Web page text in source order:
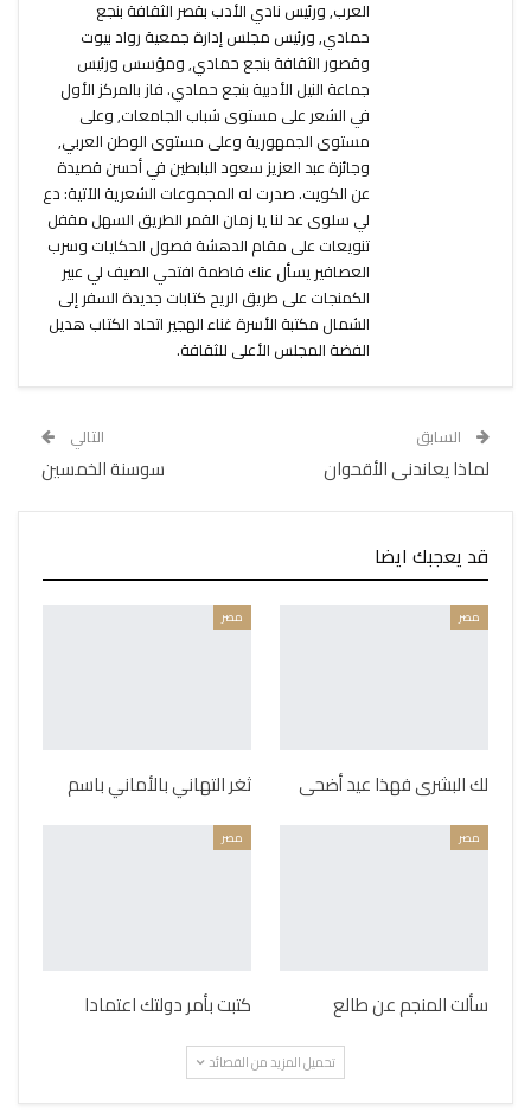
العرب, ورئيس نادي الأدب بقصر الثقافة بنجع
حمادي, ورئيس مجلس إدارة جمعية رواد بيوت
وقصور الثقافة بنجع حمادي, ومؤسس ورئيس
جماعة النيل الأدبية بنجع حمادي. فاز بالمركز الأول
في الشعر على مستوى شباب الجامعات, وعلى
مستوى الجمهورية وعلى مستوى الوطن العربي,
وجائزة عبد العزيز سعود البابطين في أحسن قصيدة
عن الكويت. صدرت له المجموعات الشعرية الآتية: دع
لي سلوى عد لنا يا زمان القمر الطريق السهل مقفل
تنويعات على مقام الدهشة فصول الحكايات وسرب
العصافير يسأل عنك فاطمة افتحي الصيف لي عبير
الكمنجات على طريق الريح كتابات جديدة السفر إلى
الشمال مكتبة الأسرة غناء الهجير اتحاد الكتاب هديل
الفضة المجلس الأعلى للثقافة.
السابق
لماذا يعاندنى الأقحوان
التالي
سوسنة الخمسين
قد يعجبك ايضا
مصر
لك البشرى فهذا عيد أضحى
مصر
ثغر التهاني بالأماني باسم
مصر
سألت المنجم عن طالع
مصر
كتبت بأمر دولتك اعتمادا
تحميل المزيد من القصائد